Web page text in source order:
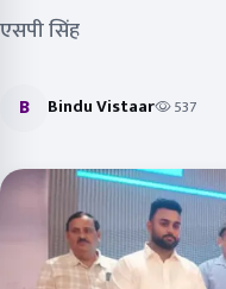
एसपी सिंह
B Bindu Vistaar 537